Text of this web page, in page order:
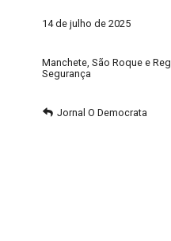
14 de julho de 2025
Manchete, São Roque e
Segurança
Jornal O Democrata